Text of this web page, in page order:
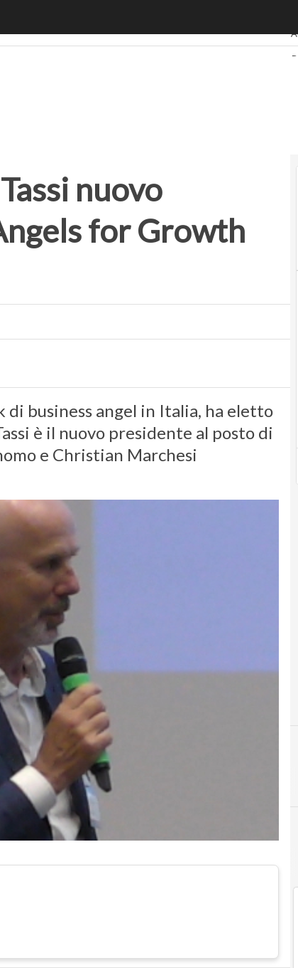
nuovo
for Growth
di business angel in Italia, ha eletto
è il nuovo presidente al posto di
e Christian Marchesi